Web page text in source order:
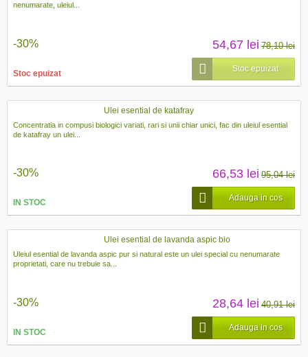
nenumarate, uleiul...
-30% 54,67 lei 78,10 lei
Stoc epuizat
Stoc epuizat
Ulei esential de katafray
Concentratia in compusi biologici variati, rari si unii chiar unici, fac din uleiul esential
de katafray un ulei...
-30% 66,53 lei 95,04 lei
IN STOC
Adauga in cos
Ulei esential de lavanda aspic bio
Uleiul esential de lavanda aspic pur si natural este un ulei special cu nenumarate
proprietati, care nu trebuie sa...
-30% 28,64 lei 40,91 lei
IN STOC
Adauga in cos